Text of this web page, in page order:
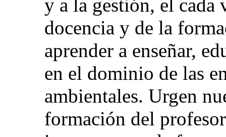
y a la gestión, el cada
docencia y de la
aprender a enseñar,
en el dominio de las
ambientales. Urgen
formación del